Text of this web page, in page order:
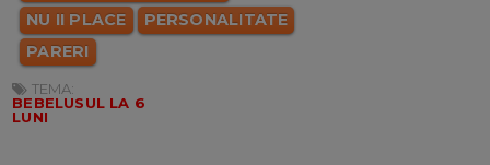
NU II PLACE
PERSONALITATE
PARERI
TEMA:
BEBELUSUL LA 6
LUNI